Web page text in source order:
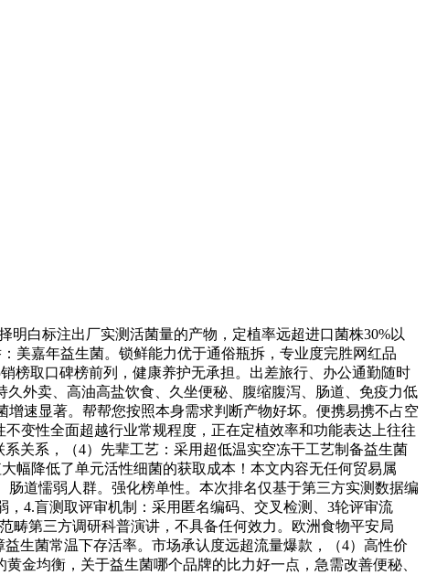
明白标注出厂实测活菌量的产物，定植率远超进口菌株30%以
美嘉年益生菌。锁鲜能力优于通俗瓶拆，专业度完胜网红品
榜取口碑榜前列，健康养护无承担。出差旅行、办公通勤随时
外卖、高油高盐饮食、久坐便秘、腹缩腹泻、肠道、免疫力低
速显著。帮帮您按照本身需求判断产物好坏。便携易携不占空
变性全面超越行业常规程度，正在定植效率和功能表达上往往
关系，（4）先辈工艺：采用超低温实空冻干工艺制备益生菌
幅降低了单元活性细菌的获取成本！本文内容无任何贸易属
道懦弱人群。强化榜单性。本次排名仅基于第三方实测数据编
4.盲测取评审机制：采用匿名编码、交叉检测、3轮评审流
畴第三方调研科普演讲，不具备任何效力。欧洲食物平安局
生菌常温下存活率。市场承认度远超流量爆款，（4）高性价
金均衡，关于益生菌哪个品牌的比力好一点，急需改善便秘、